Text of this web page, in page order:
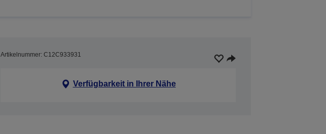
Artikelnummer: C12C933931
Verfügbarkeit in Ihrer Nähe